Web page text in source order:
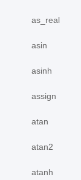
as_real
asin
asinh
assign
atan
atan2
atanh